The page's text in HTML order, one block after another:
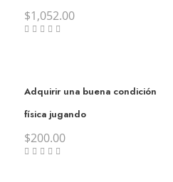
$1,052.00
Adquirir una buena condición
física jugando
$200.00